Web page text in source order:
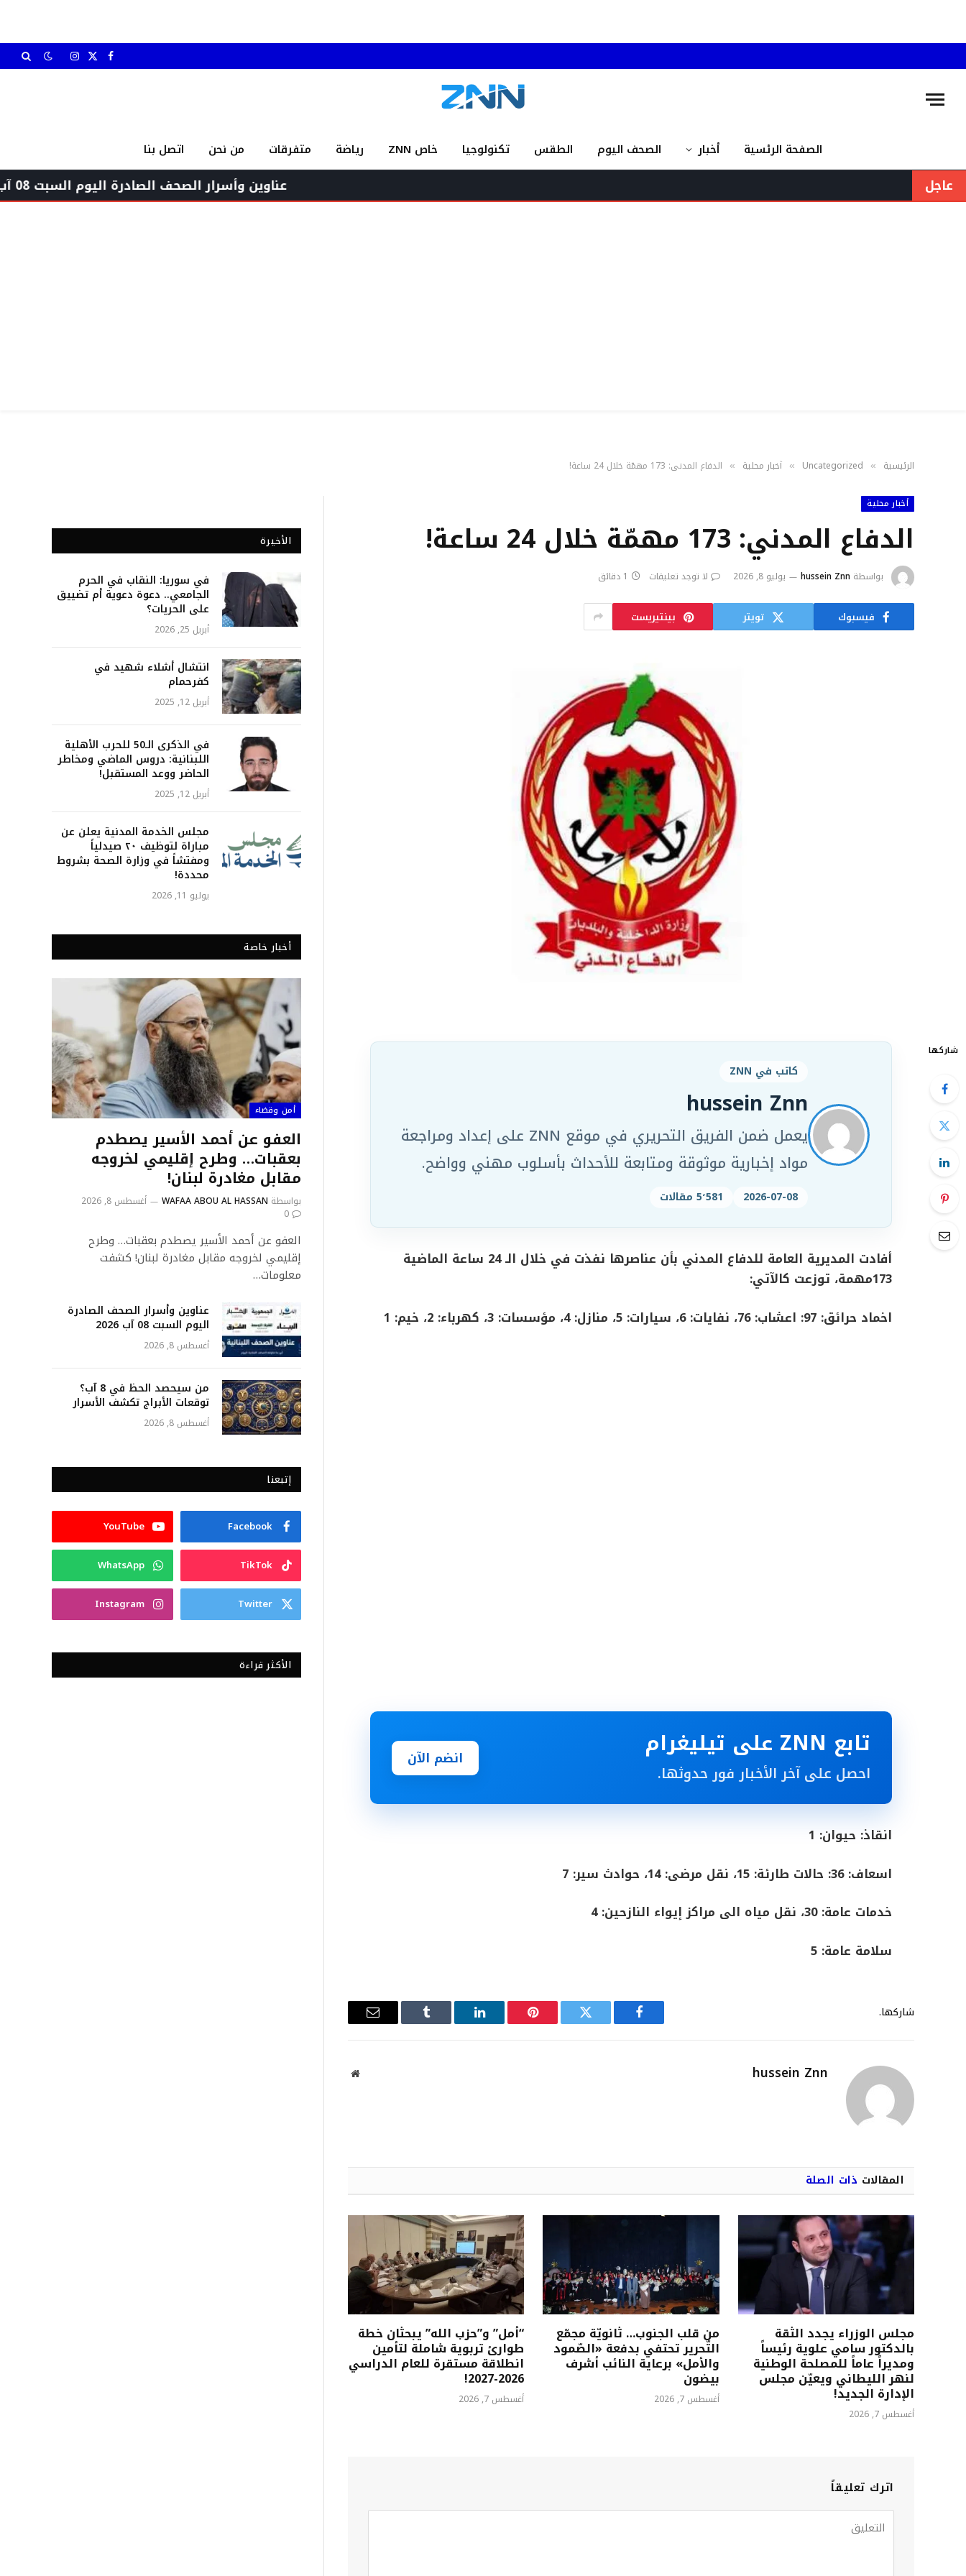
فيسبوك
X الانستغرام
الصفحة الرئسية أخبار الصحف اليوم الطقس تكنولوجيا خاص ZNN رياضة متفرقات من نحن اتصل بنا
عاجل عناوين وأسرار الصحف الصادرة اليوم السبت 08 آب 2026
الرئيسية »
Uncategorized
» أخبار محلية » الدفاع المدني: 173 مهمّة خلال 24 ساعة!
أخبار محلية
الدفاع المدني: 173 مهمّة خلال 24 ساعة!
بواسطة hussein Znn يوليو 8, 2026 لا توجد تعليقات 1 دقائق
فيسبوك تويتر بينتيريست
شاركها
كاتب في ZNN
hussein Znn
يعمل ضمن الفريق التحريري في موقع ZNN على إعداد ومراجعة
مواد إخبارية موثوقة ومتابعة للأحداث بأسلوب مهني وواضح.
2026-07-08 5٬581 مقالات
أفادت المديرية العامة للدفاع المدني بأن عناصرها نفذت في خلال الـ 24 ساعة الماضية
173مهمة، توزعت كالآتي:
اخماد حرائق: 97: اعشاب: 76، نفايات: 6، سيارات: 5، منازل: 4، مؤسسات: 3، كهرباء: 2، خيم: 1
تابع ZNN على تيليغرام
احصل على آخر الأخبار فور حدوثها.
انضم الآن
انقاذ: حيوان: 1
اسعاف: 36: حالات طارئة: 15، نقل مرضى: 14، حوادث سير: 7
خدمات عامة: 30، نقل مياه الى مراكز إيواء النازحين: 4
سلامة عامة: 5
شاركها.
فيسبوك تويتر بينتيريستلينكدإن Tumblr
البريد
hussein Znn
موقع
المقالات ذات الصلة
مجلس الوزراء يجدد الثقة
بالدكتور سامي علوية رئيساً
ومديراً عاماً للمصلحة الوطنية
لنهر الليطاني ويعيّن مجلس
الإدارة الجديد!
أغسطس 7, 2026
من قلب الجنوب… ثانويّة مجمّع
التّحرير تحتفي بدفعة «الصّمود
والأمل» برعاية النائب أشرف
بيضون
أغسطس 7, 2026
“أمل” و”حزب الله” يبحثان خطة
طوارئ تربوية شاملة لتأمين
انطلاقة مستقرة للعام الدراسي
2026-2027!
أغسطس 7, 2026
اترك تعليقاً
الأخيرة
في سوريا: النقاب في الحرم
الجامعي.. دعوة دعوية أم تضييق
على الحريات؟
أبريل 25, 2026
انتشال أشلاء شهيد في
كفرحمام
أبريل 12, 2025
في الذكرى الـ50 للحرب الأهلية
اللبنانية: دروس الماضي ومخاطر
الحاضر ووعد المستقبل!
أبريل 12, 2025
مجلس الخدمة المدنية يعلن عن
مباراة لتوظيف ٢٠ صيدلياً
ومفتشاً في وزارة الصحة بشروط
محددة!
يوليو 11, 2026
أخبار خاصة
أمن وقضاء
العفو عن أحمد الأسير يصطدم
بعقبات… وطرح إقليمي لخروجه
مقابل مغادرة لبنان!
بواسطة WAFAA ABOU AL HASSAN
أغسطس 8, 2026
0
العفو عن أحمد الأسير يصطدم بعقبات… وطرح
إقليمي لخروجه مقابل مغادرة لبنان! كشفت
معلومات…
عناوين وأسرار الصحف الصادرة
اليوم السبت 08 آب 2026
أغسطس 8, 2026
من سيحصد الحظ في 8 آب؟
توقعات الأبراج تكشف الأسرار
أغسطس 8, 2026
إتبعنا
Facebook
YouTube
TikTok
WhatsApp
Twitter
Instagram
الأكثر قراءة